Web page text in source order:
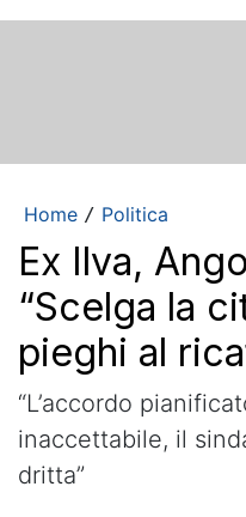
Home / Politica
Ex Ilva,
“Scelga la
pieghi al
“L’accordo
inaccettabile, il
dritta”